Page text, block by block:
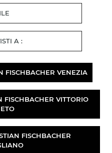
A :
FISCHBACHER VENEZIA
FISCHBACHER VITTORIO
FISCHBACHER